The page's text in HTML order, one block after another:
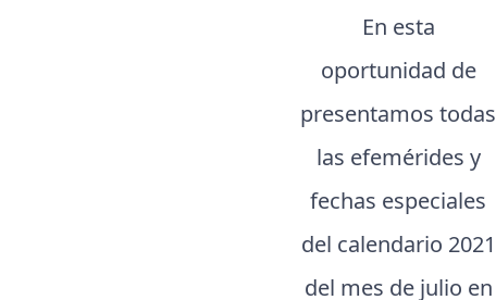
En esta
oportunidad de
presentamos todas
las efemérides y
fechas especiales
del calendario 2021
del mes de julio en